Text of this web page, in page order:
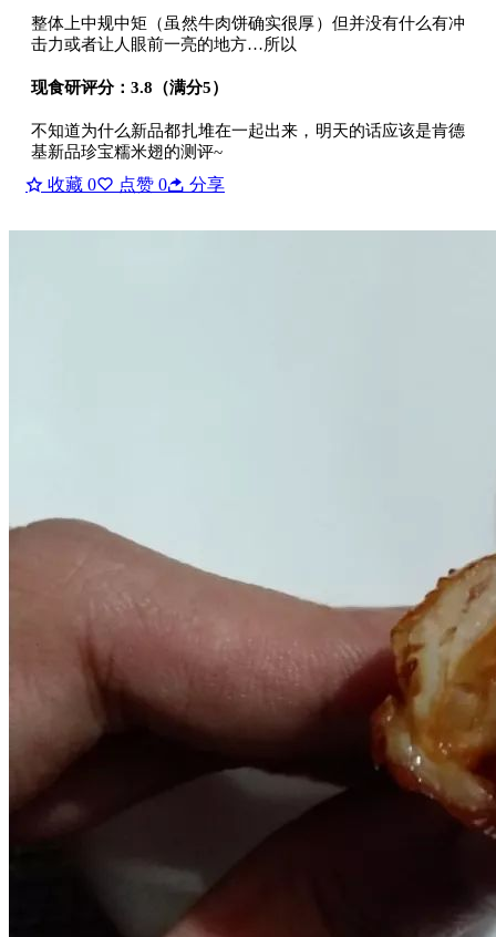
整体上中规中矩（虽然牛肉饼确实很厚）但并没有什么有冲
击力或者让人眼前一亮的地方…所以
现食研评分：3.8（满分5）
不知道为什么新品都扎堆在一起出来，明天的话应该是肯德
基新品珍宝糯米翅的测评~
收藏 0 点赞 0 分享